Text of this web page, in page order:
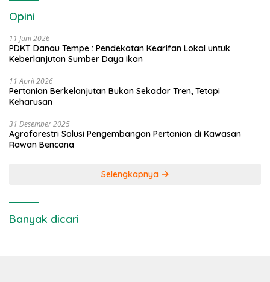
Opini
11 Juni 2026
PDKT Danau Tempe : Pendekatan Kearifan Lokal untuk
Keberlanjutan Sumber Daya Ikan
11 April 2026
Pertanian Berkelanjutan Bukan Sekadar Tren, Tetapi
Keharusan
31 Desember 2025
Agroforestri Solusi Pengembangan Pertanian di Kawasan
Rawan Bencana
Selengkapnya
Banyak dicari